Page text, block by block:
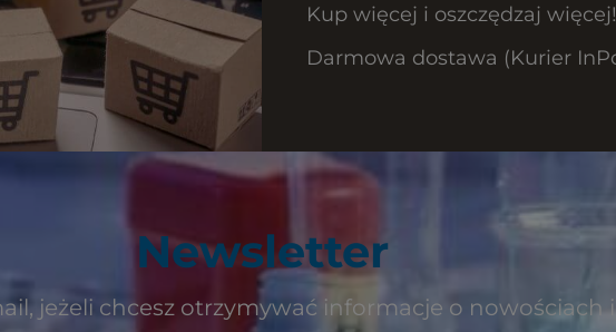
Kup więcej i oszczędzaj więcej!
Darmowa dostawa (Kurier
Newsletter
jeżeli chcesz otrzymywać informacje o nowościach